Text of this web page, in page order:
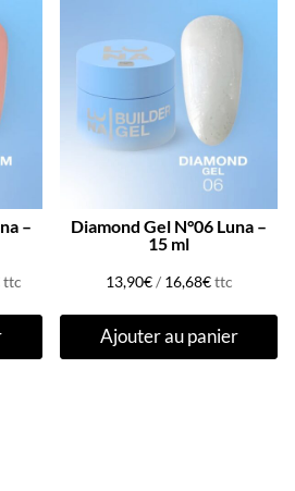
–
ttc
Diamond Gel N°06 Luna –
15 ml
13,90€/ 16,68€ttc
Ajouter au panier